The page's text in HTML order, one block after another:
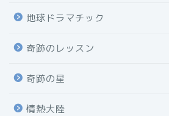
地球ドラマチック
奇跡のレッスン
奇跡の星
情熱大陸